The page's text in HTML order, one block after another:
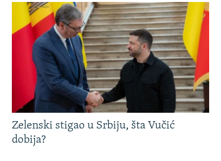
Zelenski stigao u Srbiju, šta Vučić
dobija?